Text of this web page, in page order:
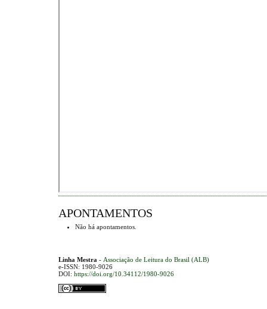
APONTAMENTOS
Não há apontamentos.
Linha Mestra - Associação de Leitura do Brasil (ALB)
e-ISSN: 1980-9026
DOI: https://doi.org/10.34112/1980-9026